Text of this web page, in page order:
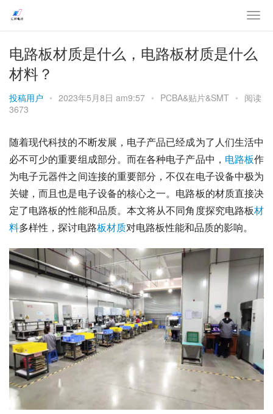
电路板材质是什么，电路板材质是什么
材料？
投稿用户 • 2023年5月8日 am9:57 • PCBA&贴片&SMT • 阅读
3673
随着现代科技的不断发展，电子产品已经成为了人们生活中
必不可少的重要组成部分。而在各种电子产品中， 电路板作
为电子元器件之间连接的重要部分，不仅在电子设备中极为
关键，而且也是电子设备的核心之一。电路板的材质直接决
定了电路板的性能和品质。本文将从不同角度探究电路板材
料多样性，探讨电路板材质对电路板性能和品质的影响。